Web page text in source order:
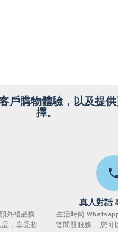
戶購物體驗，以及提
擇。
外禮品換
，享受超
真人對話
生活時尚
答問題服務， 您可